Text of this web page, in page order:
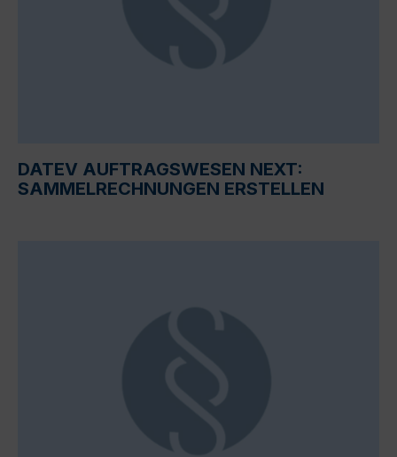
DATEV AUFTRAGSWESEN NEXT:
SAMMELRECHNUNGEN ERSTELLEN